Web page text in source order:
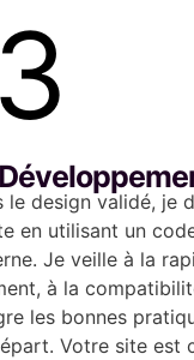
le design validé, je
en utilisant un
Je veille à la
à la
les bonnes
Votre site est